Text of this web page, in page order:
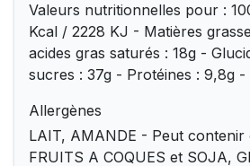
Valeurs nutritionnelles pour :
Kcal / 2228 KJ - Matières
acides gras saturés : 18g -
sucres : 37g - Protéines : 9,8g -
Allergènes
LAIT, AMANDE - Peut contenir
FRUITS A COQUES et SOJA,